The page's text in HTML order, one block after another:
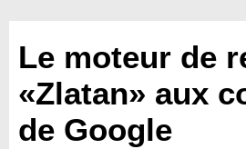
Le moteur de
«Zlatan» aux
de Google